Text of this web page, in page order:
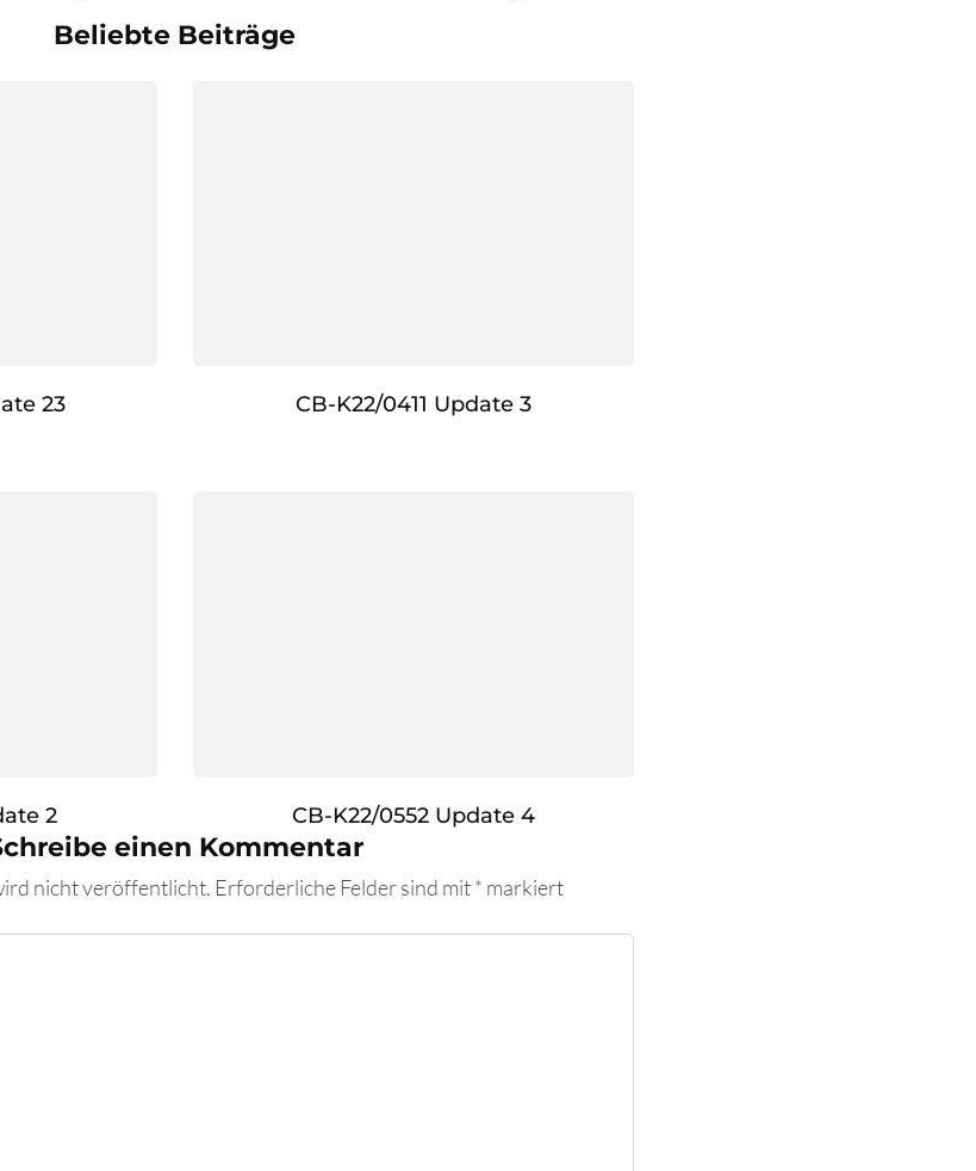
Beliebte Beiträge
23 CB-K22/0411 Update 3
2 CB-K22/0552 Update 4
einen Kommentar
nicht veröffentlicht. Erforderliche Felder sind mit* markiert